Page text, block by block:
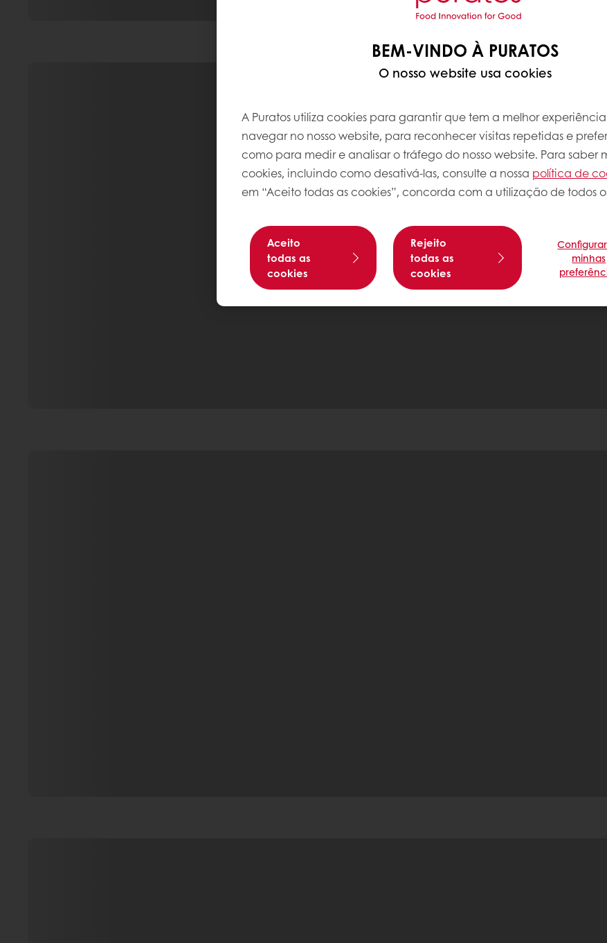
BEM-VINDO À PURATOS
O nosso website usa cookies
A Puratos utiliza cookies para garantir que tem a melhor experiência
navegar no nosso website, para reconhecer visitas repetidas e
como para medir e analisar o tráfego do nosso website. Para saber
cookies, incluindo como desativá-las, consulte a nossa política de
em “Aceito todas as cookies”, concorda com a utilização de todos
Aceito
todas as
cookies
Rejeito
todas as
cookies
minhas